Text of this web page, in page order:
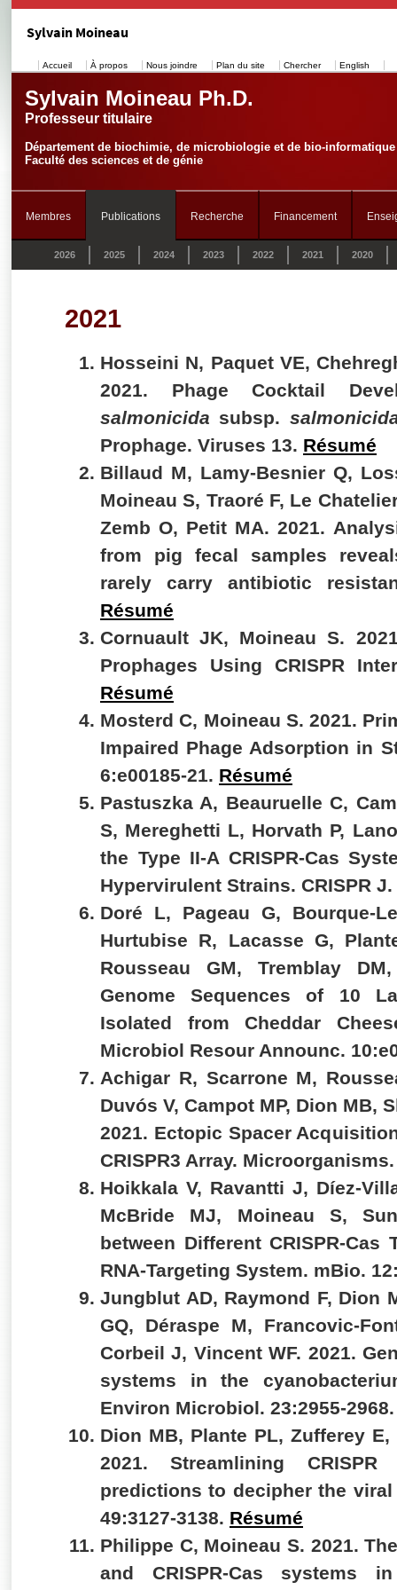
Sylvain Moineau
Accueil À propos Nous joindre Plan du site Chercher English
Sylvain Moineau Ph.D.
Professeur titulaire
Département de biochimie, de microbiologie et de bio-informatique
Faculté des sciences et de génie
Membres Publications Recherche Financement
2026 2025 2024 2023 2022 2021 2020
2021
Hosseini N, Paquet VE,
2021. Phage Cocktail
salmonicida subsp.
Prophage. Viruses 13. Résumé
Billaud M, Lamy-Besnier Q,
Moineau S, Traoré F, Le
Zemb O, Petit MA. 2021.
from pig fecal samples
rarely carry antibiotic
Résumé
Cornuault JK, Moineau S.
Prophages Using CRISPR
Résumé
Mosterd C, Moineau S. 2021.
Impaired Phage Adsorption in
6:e00185-21. Résumé
Pastuszka A, Beauruelle C,
S, Mereghetti L, Horvath P,
the Type II-A CRISPR-Cas
Hypervirulent Strains. CRISPR
Doré L, Pageau G, Bourque-
Hurtubise R, Lacasse G,
Rousseau GM, Tremblay
Genome Sequences of 10
Isolated from Cheddar
Microbiol Resour Announc.
Achigar R, Scarrone M,
Duvós V, Campot MP, Dion MB,
2021. Ectopic Spacer
CRISPR3 Array.
Hoikkala V, Ravantti J, Díez-
McBride MJ, Moineau S,
between Different CRISPR-
RNA-Targeting System. mBio.
Jungblut AD, Raymond F, Dion
GQ, Déraspe M, Francovic-
Corbeil J, Vincent WF. 2021.
systems in the
Environ Microbiol. 23:2955-
Dion MB, Plante PL, Zufferey
2021. Streamlining
predictions to decipher the
49:3127-3138. Résumé
Philippe C, Moineau S. 2021.
and CRISPR-Cas systems